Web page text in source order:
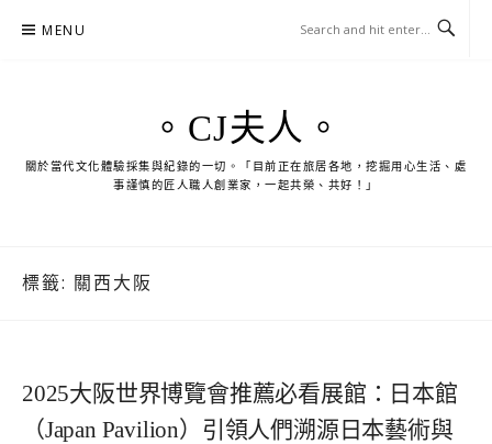
MENU
。CJ夫人。
關於當代文化體驗採集與紀錄的一切。「目前正在旅居各地，挖掘用心生活、處
事謹慎的匠人職人創業家，一起共榮、共好！」
標籤: 關西大阪
2025大阪世界博覽會推薦必看展館：日本館
（Japan Pavilion）引領人們溯源日本藝術與